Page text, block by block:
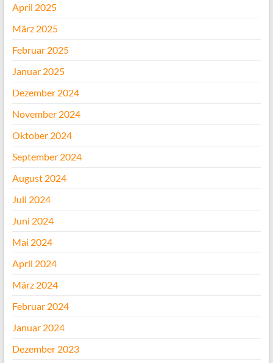
April 2025
März 2025
Februar 2025
Januar 2025
Dezember 2024
November 2024
Oktober 2024
September 2024
August 2024
Juli 2024
Juni 2024
Mai 2024
April 2024
März 2024
Februar 2024
Januar 2024
Dezember 2023